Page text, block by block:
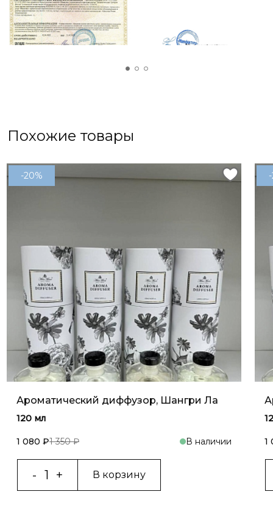
Похожие товары
-20%
Ароматический диффузор, Шангри Ла
120 мл
1 080 ₽1 350 ₽ В наличии
В корзину
1